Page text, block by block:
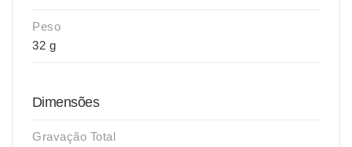
Peso
32 g
Dimensões
Gravação Total